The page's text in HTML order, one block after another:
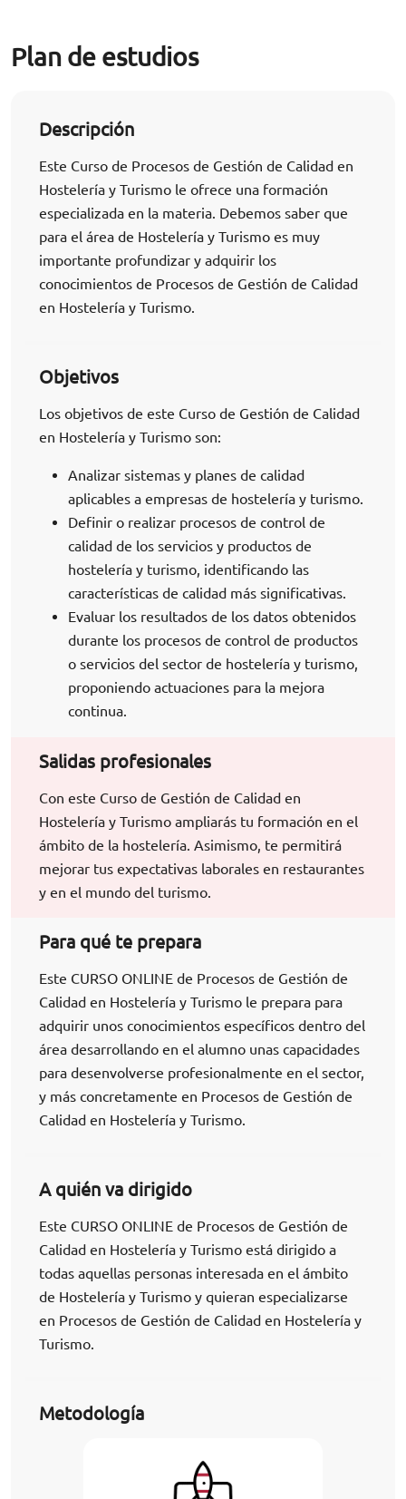
Plan de estudios
Descripción
Este Curso de Procesos de Gestión de Calidad en
Hostelería y Turismo le ofrece una formación
especializada en la materia. Debemos saber que
para el área de Hostelería y Turismo es muy
importante profundizar y adquirir los
conocimientos de Procesos de Gestión de Calidad
en Hostelería y Turismo.
Objetivos
Los objetivos de este Curso de Gestión de Calidad
en Hostelería y Turismo son:
Analizar sistemas y planes de calidad
aplicables a empresas de hostelería y turismo.
Definir o realizar procesos de control de
calidad de los servicios y productos de
hostelería y turismo, identificando las
características de calidad más significativas.
Evaluar los resultados de los datos obtenidos
durante los procesos de control de productos
o servicios del sector de hostelería y turismo,
proponiendo actuaciones para la mejora
continua.
Salidas profesionales
Con este Curso de Gestión de Calidad en
Hostelería y Turismo ampliarás tu formación en el
ámbito de la hostelería. Asimismo, te permitirá
mejorar tus expectativas laborales en restaurantes
y en el mundo del turismo.
Para qué te prepara
Este CURSO ONLINE de Procesos de Gestión de
Calidad en Hostelería y Turismo le prepara para
adquirir unos conocimientos específicos dentro del
área desarrollando en el alumno unas capacidades
para desenvolverse profesionalmente en el sector,
y más concretamente en Procesos de Gestión de
Calidad en Hostelería y Turismo.
A quién va dirigido
Este CURSO ONLINE de Procesos de Gestión de
Calidad en Hostelería y Turismo está dirigido a
todas aquellas personas interesada en el ámbito
de Hostelería y Turismo y quieran especializarse
en Procesos de Gestión de Calidad en Hostelería y
Turismo.
Metodología